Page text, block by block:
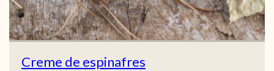
Creme de espinafres